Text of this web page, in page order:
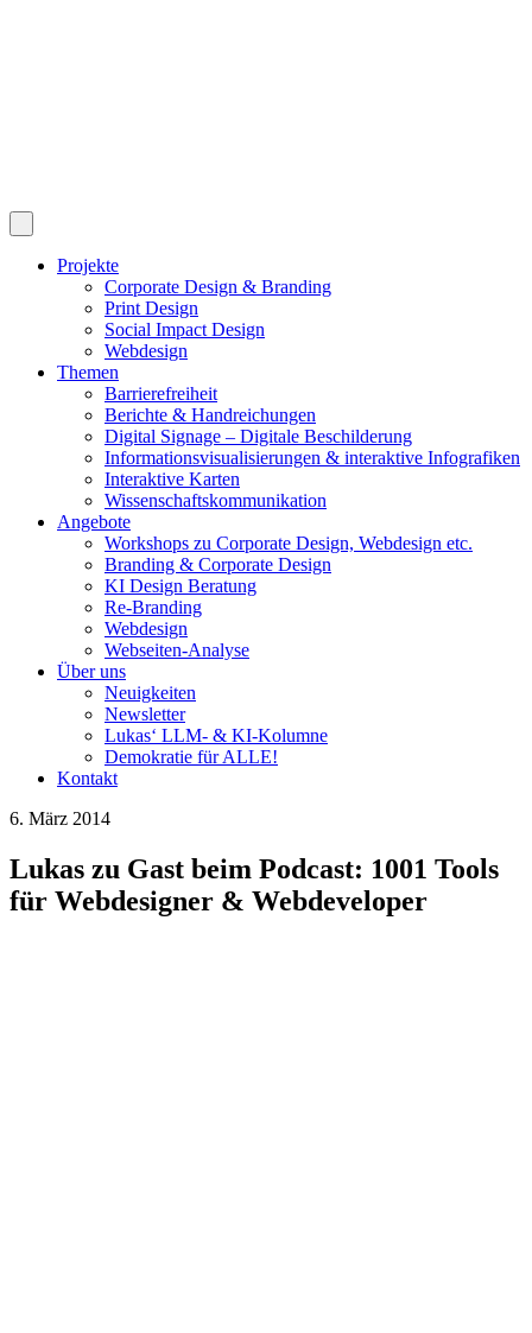
Projekte
Corporate Design & Branding
Print Design
Social Impact Design
Webdesign
Themen
Barrierefreiheit
Berichte & Handreichungen
Digital Signage – Digitale Beschilderung
Informationsvisualisierungen & interaktive Infografiken
Interaktive Karten
Wissenschaftskommunikation
Angebote
Workshops zu Corporate Design, Webdesign etc.
Branding & Corporate Design
KI Design Beratung
Re-Branding
Webdesign
Webseiten-Analyse
Über uns
Neuigkeiten
Newsletter
Lukas‘ LLM- & KI-Kolumne
Demokratie für ALLE!
Kontakt
6. März 2014
Lukas zu Gast beim Podcast: 1001 Tools
für Webdesigner & Webdeveloper